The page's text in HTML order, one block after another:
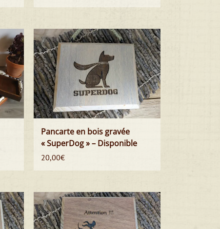
Pancarte en bois gravée
« SuperDog » – Disponible
20,00€